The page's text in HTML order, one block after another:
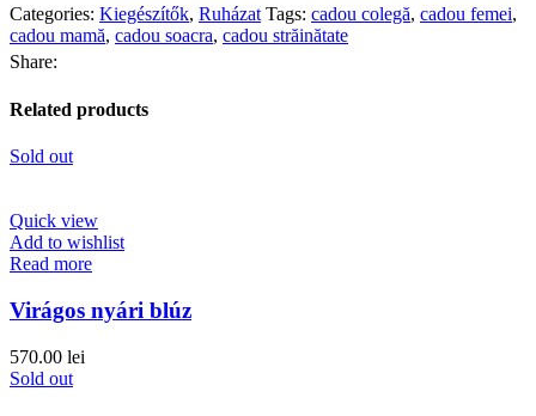
Categories: Kiegészítők, Ruházat Tags: cadou colegă, cadou femei,
cadou mamă, cadou soacra, cadou străinătate
Share:
Related products
Sold out
Quick view
Add to wishlist
Read more
Virágos nyári blúz
570.00 lei
Sold out